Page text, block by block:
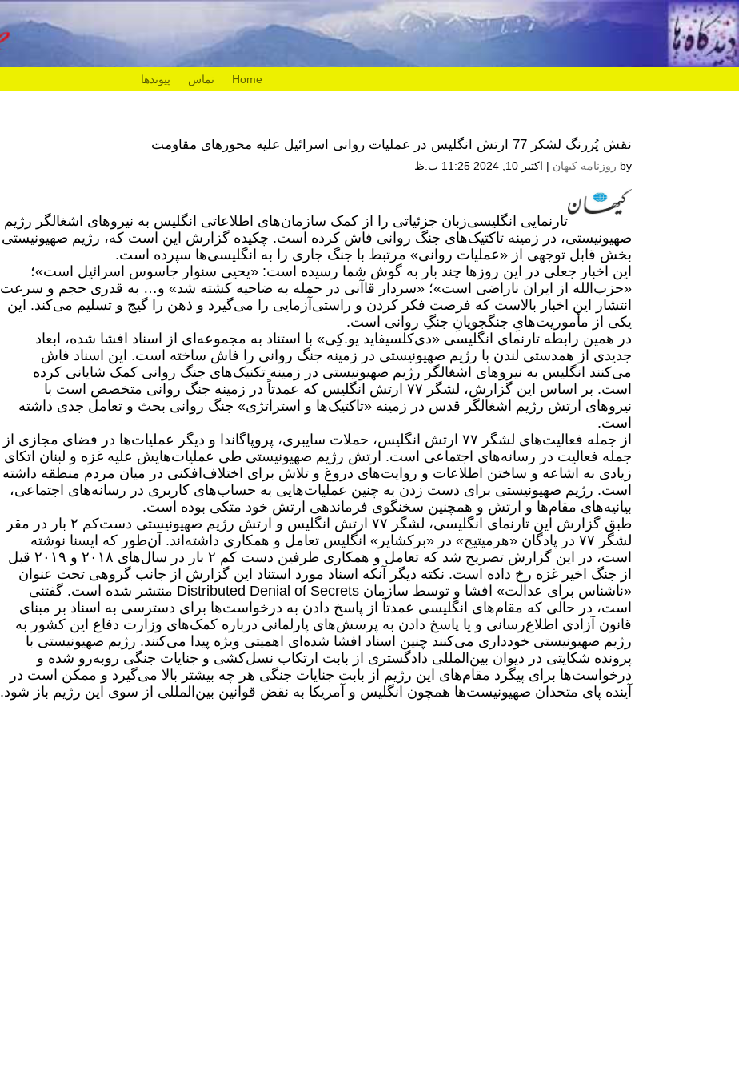
Home تماس پیوندها
نقش پُررنگ لشکر 77 ارتش انگلیس در عملیات روانی اسرائیل علیه محورهای مقاومت
by روزنامه کیهان | اکتبر 10, 2024 11:25 ب.ظ
تارنمایی انگلیسی‌زبان جزئیاتی را از کمک سازمان‌های اطلاعاتی انگلیس به نیروهای اشغالگر رژیم
صهیونیستی، در زمینه‌ تاکتیک‌های جنگ روانی فاش کرده است. چکیده گزارش این است که، رژیم صهیونیستی
بخش قابل توجهی از «عملیات روانی» مرتبط با جنگ جاری را به انگلیسی‌ها سپرده است.
این اخبار جعلی در این روزها چند بار به گوش شما رسیده است: «یحیی سنوار جاسوس اسرائیل است»؛
«حزب‌الله از ایران ناراضی است»؛ «سردار قاآنی در حمله به ضاحیه کشته شد» و… به قدری حجم و سرعت
انتشار این اخبار بالاست که فرصت فکر کردن و راستی‌آزمایی را می‌گیرد و ذهن را گیج و تسلیم می‌کند. این
یکی از مأموریت‌هایِ جنگجویانِ جنگِ روانی است.
در همین رابطه تارنمای انگلیسی «دی‌کلسیفاید یو.کِی» با استناد به مجموعه‌ای از اسناد افشا شده، ابعاد
جدیدی از همدستی لندن با رژیم صهیونیستی در زمینه جنگ روانی را فاش ساخته است. این اسناد فاش
می‌کنند انگلیس به نیروهای اشغالگر رژیم صهیونیستی در زمینه تکنیک‌های جنگ روانی کمک شایانی کرده
است. بر اساس این گزارش، لشگر ۷۷ ارتش انگلیس که عمدتاً در زمینه جنگ روانی متخصص است با
نیروهای ارتش رژیم اشغالگر قدس در زمینه «تاکتیک‌ها و استراتژی» جنگ روانی بحث و تعامل جدی داشته
است.
از جمله فعالیت‌های لشگر ۷۷ ارتش انگلیس، حملات سایبری، پروپاگاندا و دیگر عملیات‌ها در فضای مجازی از
جمله فعالیت در رسانه‌های اجتماعی است. ارتش رژیم صهیونیستی طی عملیات‌هایش علیه غزه و لبنان اتکای
زیادی به اشاعه و ساختن اطلاعات و روایت‌های دروغ و تلاش برای اختلاف‌افکنی در میان مردم منطقه داشته
است. رژیم صهیونیستی برای دست زدن به چنین عملیات‌هایی به حساب‌های کاربری در رسانه‌های اجتماعی،
بیانیه‌های مقام‌ها و ارتش و همچنین سخنگوی فرماندهی ارتش خود متکی بوده است.
طبق گزارش این تارنمای انگلیسی‌، لشگر ۷۷ ارتش انگلیس و ارتش رژیم صهیونیستی دست‌کم ۲ بار در مقر
لشگر ۷۷ در پادگان «هرمیتیج» در «برکشایر» انگلیس تعامل و همکاری داشته‌اند. آن‌طور که ایسنا نوشته
است، در این گزارش تصریح شد که تعامل و همکاری طرفین دست کم ۲ بار در سال‌های ۲۰۱۸ و ۲۰۱۹ قبل
از جنگ اخیر غزه رخ داده است. نکته دیگر آنکه اسناد مورد استناد این گزارش از جانب گروهی تحت عنوان
«ناشناس برای عدالت» افشا و توسط سازمان Distributed Denial of Secrets منتشر شده است. گفتنی
است، در حالی که مقام‌های انگلیسی عمدتاً از پاسخ دادن به درخواست‌ها برای دسترسی به اسناد بر مبنای
قانون آزادی اطلاع‌‌رسانی و یا پاسخ دادن به پرسش‌های پارلمانی درباره کمک‌های وزارت دفاع این کشور به
رژیم صهیونیستی خودداری می‌کنند چنین اسناد افشا شده‌ای اهمیتی ویژه پیدا می‌کنند. رژیم صهیونیستی با
پرونده شکایتی در دیوان بین‌المللی دادگستری از بابت ارتکاب نسل‌کشی و جنایات جنگی رو‌به‌رو شده و
درخواست‌ها برای پیگرد مقام‌های این رژیم از بابت جنایات جنگی هر چه بیشتر بالا می‌گیرد و ممکن است در
آینده پای متحدان صهیونیست‌ها همچون انگلیس و آمریکا به نقض قوانین بین‌المللی از سوی این رژیم باز شود.